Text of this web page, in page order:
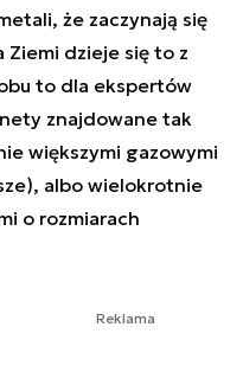
że zaczynają się
Ziemi dzieje się to z
to dla ekspertów
znajdowane tak
większymi gazowymi
albo wielokrotnie
o rozmiarach
Reklama